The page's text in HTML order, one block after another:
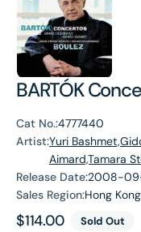
BARTÓK
Cat No.:4777440
Artist:Yuri
Aimard,Tamara
Release Date:2008-
Sales Region:Hong
Regular
$114.00 Sold Out